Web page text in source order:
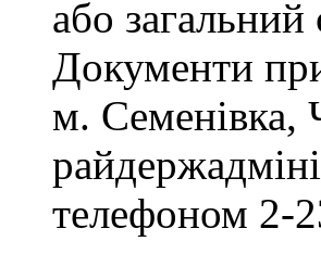
або
Документи
м. Семенівка,
телефоном 2-